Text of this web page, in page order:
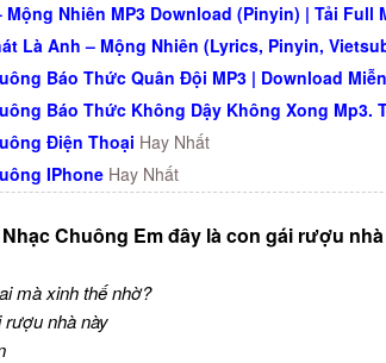
Mộng Nhiên MP3 Download (Pinyin) | Tải Full
Là Anh – Mộng Nhiên (Lyrics, Pinyin,
Báo Thức Quân Đội MP3 | Download
Báo Thức Không Dậy Không Xong Mp3.
Điện Thoại Hay Nhất
IPhone Hay Nhất
Chuông Em đây là con gái rượu
mà xinh thế nhờ?
rượu nhà này